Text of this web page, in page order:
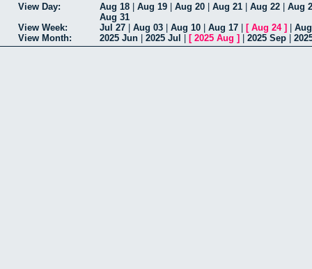
View Day: Aug 18 Aug 19 Aug 20 Aug 21 Aug 22
Aug
Aug 31
View Week:
Jul 27 Aug 03 Aug 10 Aug 17 [ Aug 24]
View Month:
2025 Jun 2025 Jul [ 2025 Aug ] 2025 Sep